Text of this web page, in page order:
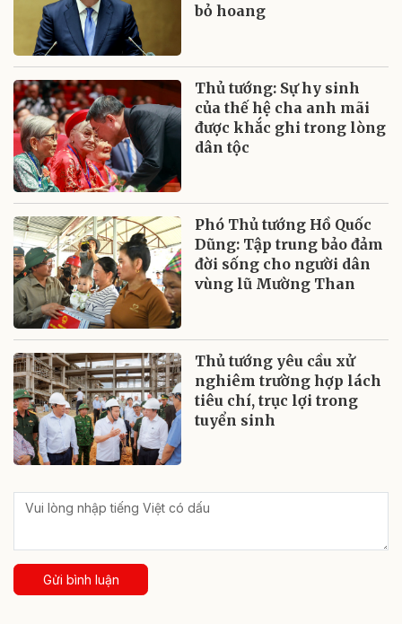
bỏ hoang
Thủ tướng: Sự hy sinh
của thế hệ cha anh mãi
được khắc ghi trong lòng
dân tộc
Phó Thủ tướng Hồ Quốc
Dũng: Tập trung bảo đảm
đời sống cho người dân
vùng lũ Mường Than
Thủ tướng yêu cầu xử
nghiêm trường hợp lách
tiêu chí, trục lợi trong
tuyển sinh
Gửi bình luận